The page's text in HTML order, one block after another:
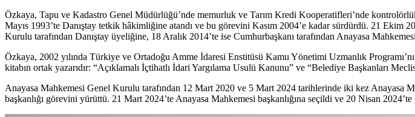
Özkaya, Tapu ve Kadastro Genel Müdürlüğü’nde memurluk ve Tarım Kredi Kooperatifleri’nde
Mayıs 1993’te Danıştay tetkik hâkimliğine atandı ve bu görevini Kasım 2004’e kadar sürdürdü. 21 Ekim
Kurulu tarafından Danıştay üyeliğine, 18 Aralık 2014’te ise Cumhurbaşkanı tarafından Anayasa
Özkaya, 2002 yılında Türkiye ve Ortadoğu Amme İdaresi Enstitüsü Kamu Yönetimi Uzmanlık
kitabın ortak yazarıdır: “Açıklamalı İçtihatlı İdari Yargılama Usulü Kanunu” ve “Belediye Başkanları
Anayasa Mahkemesi Genel Kurulu tarafından 12 Mart 2020 ve 5 Mart 2024 tarihlerinde iki kez
başkanlığı görevini yürüttü. 21 Mart 2024’te Anayasa Mahkemesi başkanlığına seçildi ve 20 Nisan